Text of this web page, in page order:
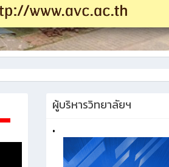
ผู้บริหารวิทยาลัยฯ
•